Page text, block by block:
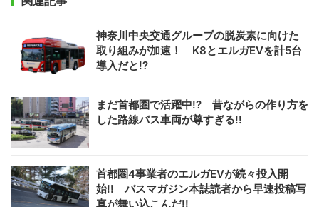
神奈川中央交通グループの脱炭素に向けた
取り組みが加速！ K8とエルガEVを計5台
導入だと!?
まだ首都圏で活躍中!? 昔ながらの作り方を
した路線バス車両が尊すぎる!!
首都圏4事業者のエルガEVが続々投入開
始!! バスマガジン本誌読者から早速投稿写
真が舞い込こんだ!!